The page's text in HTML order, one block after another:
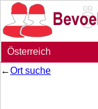
Österreich
←Ort suche